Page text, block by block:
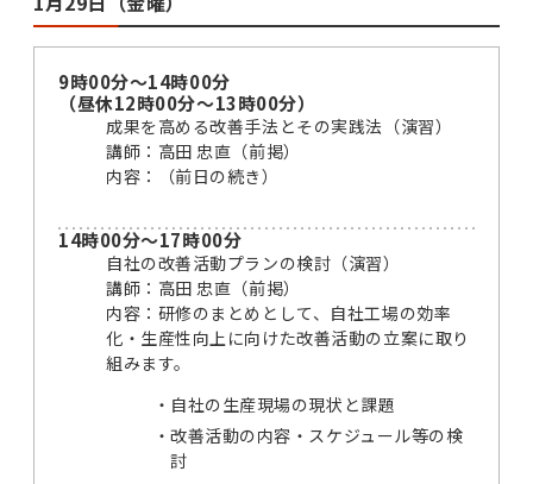
9時00分～14時00分
（昼休12時00分～13時00分）
成果を高める改善手法とその実践法（演習）
講師：高田 忠直（前掲）
内容：（前日の続き）
14時00分～17時00分
自社の改善活動プランの検討（演習）
講師：高田 忠直（前掲）
内容：研修のまとめとして、自社工場の効率
化・生産性向上に向けた改善活動の立案に取り
組みます。
自社の生産現場の現状と課題
改善活動の内容・スケジュール等の検
討